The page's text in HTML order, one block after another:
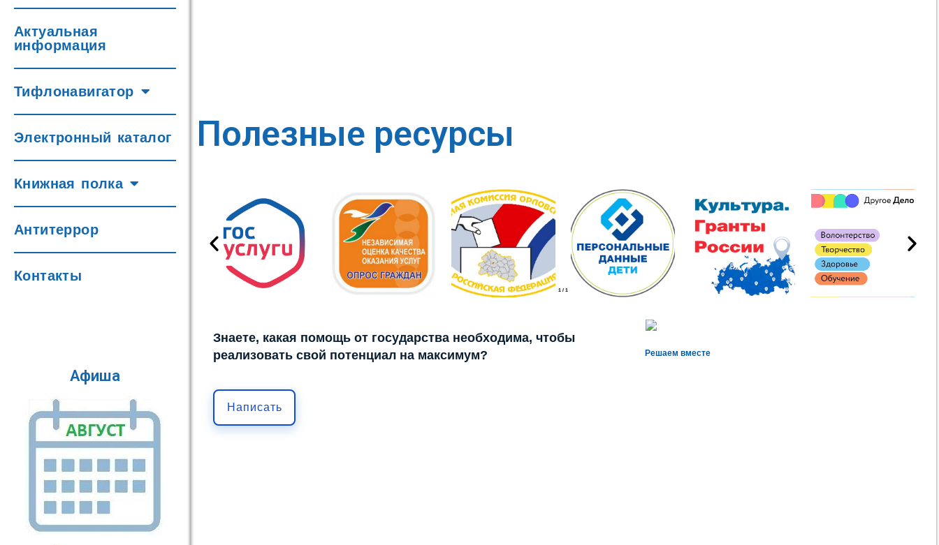
Актуальная
информация
Тифлонавигатор
Электронный каталог
Книжная полка
Антитеррор
Контакты
Афиша
Полезные ресурсы
1 / 1
Решаем вместе
Знаете, какая помощь от государства необходима, чтобы
реализовать свой потенциал на максимум?
Написать